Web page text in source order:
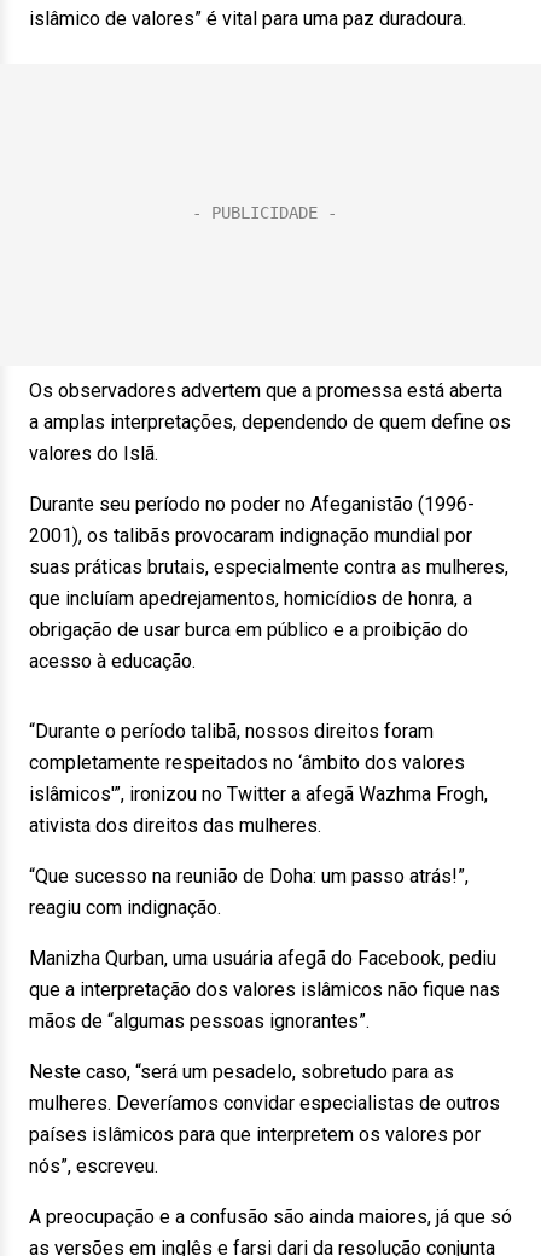
islâmico de valores” é vital para uma paz duradoura.
Os observadores advertem que a promessa está aberta
a amplas interpretações, dependendo de quem define os
valores do Islã.
Durante seu período no poder no Afeganistão (1996-
2001), os talibãs provocaram indignação mundial por
suas práticas brutais, especialmente contra as mulheres,
que incluíam apedrejamentos, homicídios de honra, a
obrigação de usar burca em público e a proibição do
acesso à educação.
“Durante o período talibã, nossos direitos foram
completamente respeitados no ‘âmbito dos valores
islâmicos'”, ironizou no Twitter a afegã Wazhma Frogh,
ativista dos direitos das mulheres.
“Que sucesso na reunião de Doha: um passo atrás!”,
reagiu com indignação.
Manizha Qurban, uma usuária afegã do Facebook, pediu
que a interpretação dos valores islâmicos não fique nas
mãos de “algumas pessoas ignorantes”.
Neste caso, “será um pesadelo, sobretudo para as
mulheres. Deveríamos convidar especialistas de outros
países islâmicos para que interpretem os valores por
nós”, escreveu.
A preocupação e a confusão são ainda maiores, já que só
as versões em inglês e farsi dari da resolução conjunta